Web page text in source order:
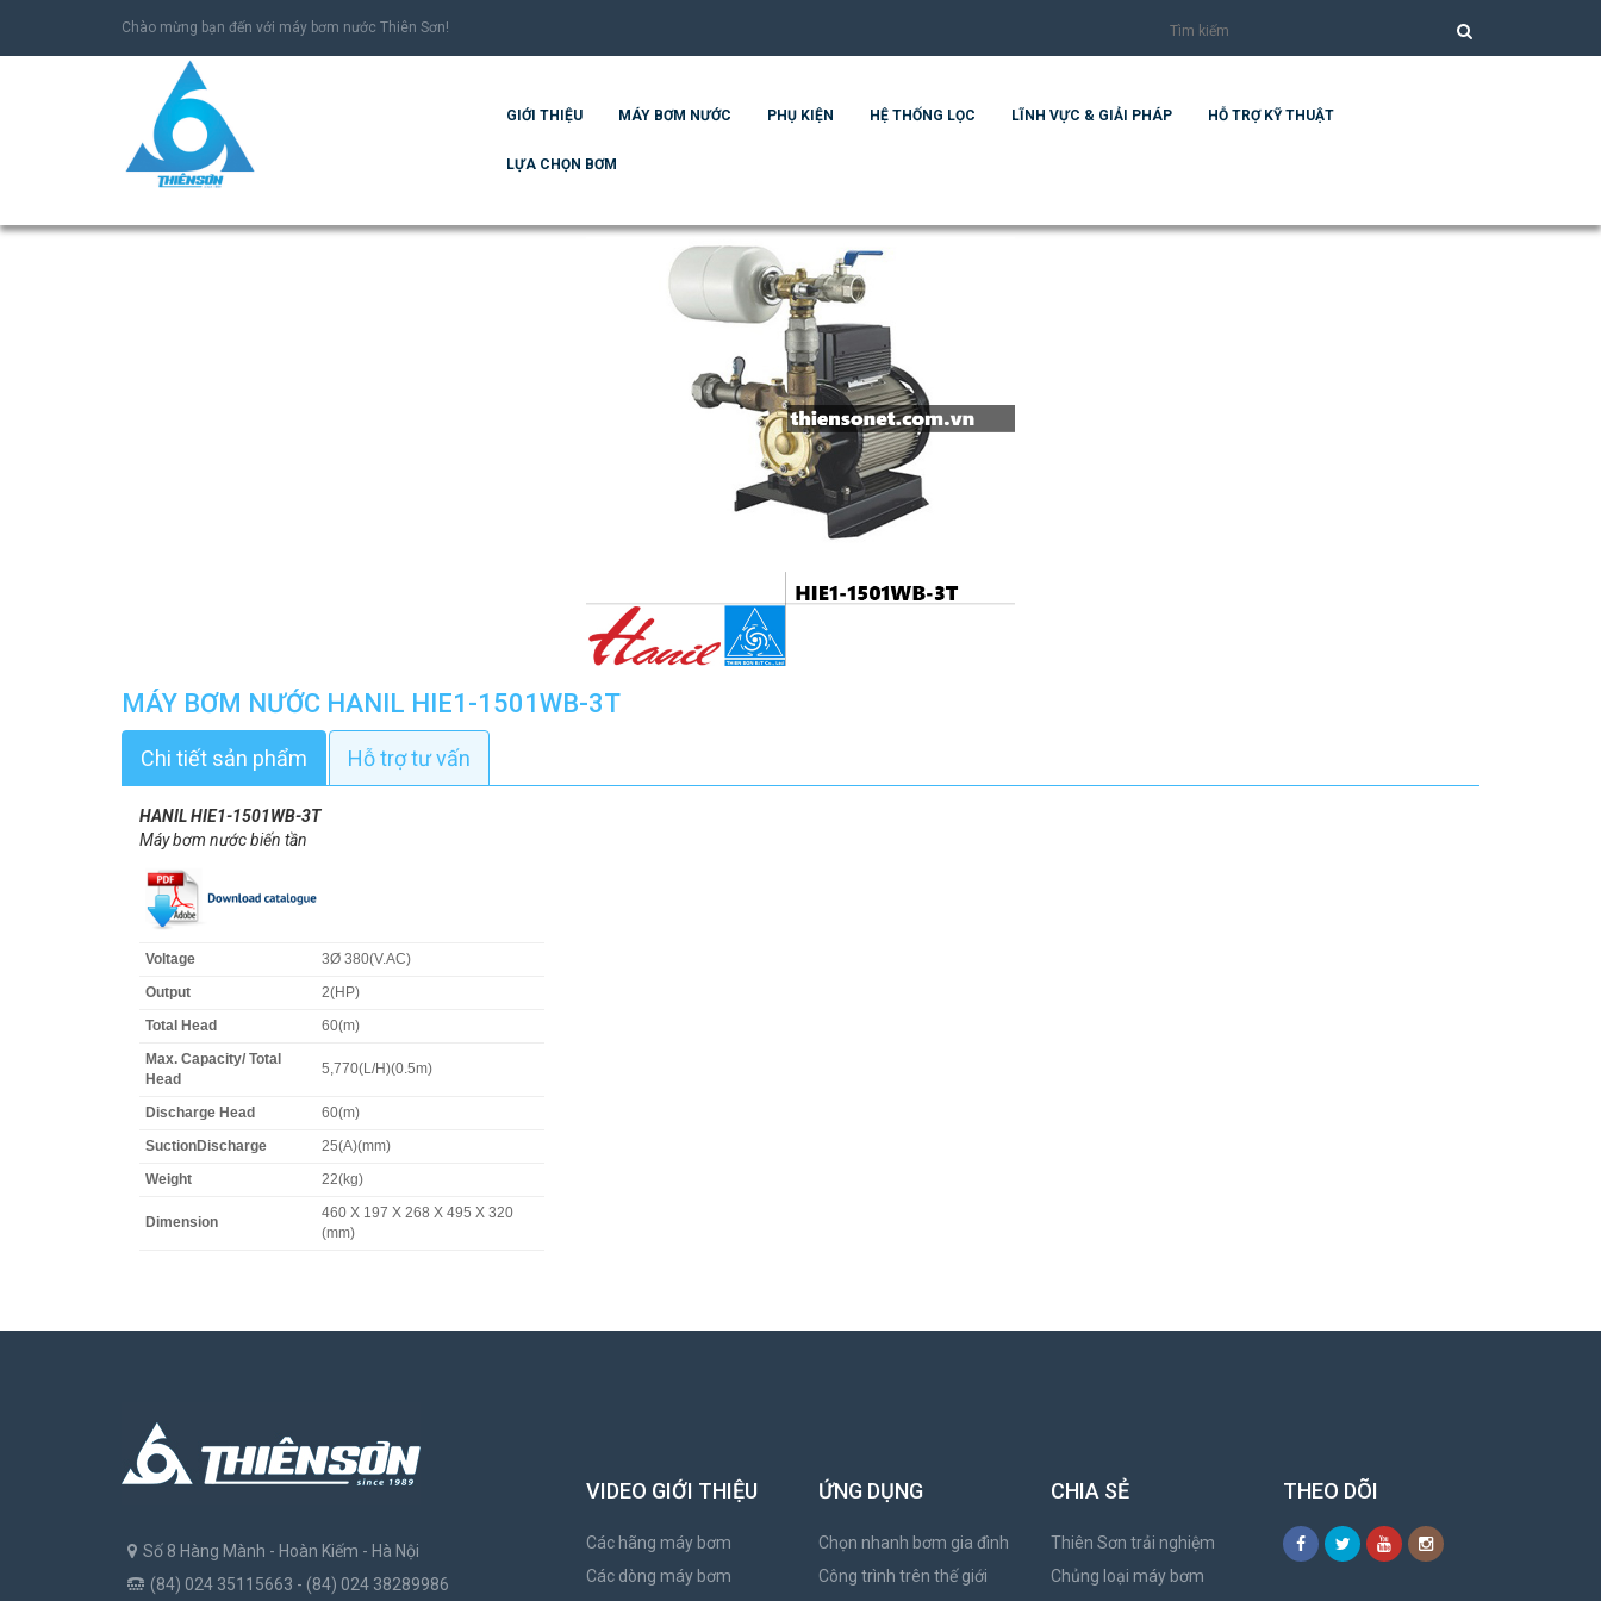
Chào mừng bạn đến với máy bơm nước Thiên Sơn!
GIỚI THIỆU MÁY BƠM NƯỚC PHỤ KIỆN HỆ THỐNG LỌC LĨNH VỰC & GIẢI PHÁP HỖ TRỢ KỸ THUẬT
LỰA CHỌN BƠM
MÁY BƠM NƯỚC HANIL HIE1-1501WB-3T
Chi tiết sản phẩm Hỗ trợ tư vấn
HANIL HIE1-1501WB-3T
Máy bơm nước biến tần
Voltage
3Ø 380(V.AC)
Output
2(HP)
Total Head
60(m)
Max. Capacity/ Total
Head
5,770(L/H)(0.5m)
Discharge Head
60(m)
SuctionDischarge
25(A)(mm)
Weight
22(kg)
Dimension
460 X 197 X 268 X 495 X 320
(mm)
Số 8 Hàng Mành - Hoàn Kiếm - Hà Nội
(84) 024 35115663 - (84) 024 38289986
VIDEO GIỚI THIỆU
Các hãng máy bơm
Các dòng máy bơm
ỨNG DỤNG
Chọn nhanh bơm gia đình
Công trình trên thế giới
CHIA SẺ
Thiên Sơn trải nghiệm
Chủng loại máy bơm
THEO DÕI